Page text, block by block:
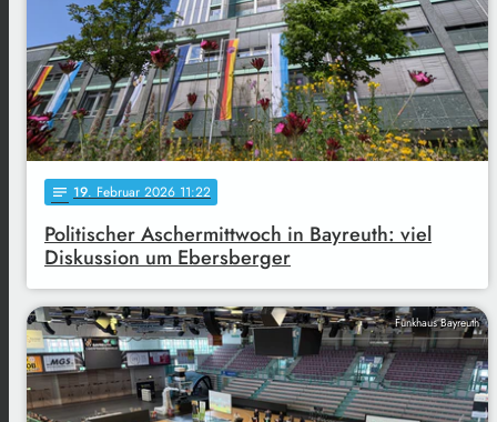
notes 19. Februar 2026 11:22
Politischer Aschermittwoch in Bayreuth: viel
Diskussion um Ebersberger
Funkhaus Bayreuth